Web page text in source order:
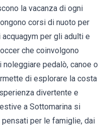
la vacanza di ogni
corsi di nuoto per
per gli adulti e
che coinvolgono
pedalò, canoe o
di esplorare la costa
divertente e
a Sottomarina si
per le famiglie, dai